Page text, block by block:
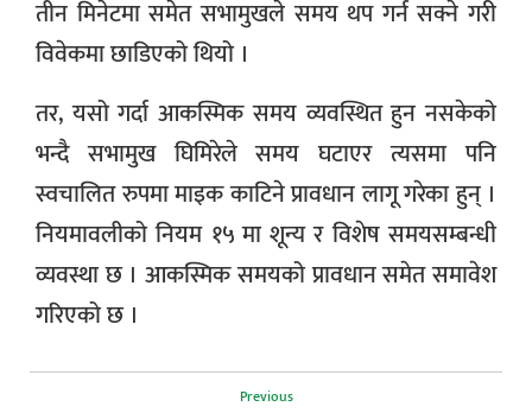
तीन मिनेटमा समेत सभामुखले समय थप गर्न सक्ने गरी
विवेकमा छाडिएको थियो ।
तर, यसो गर्दा आकस्मिक समय व्यवस्थित हुन नसकेको
भन्दै सभामुख घिमिरेले समय घटाएर त्यसमा पनि
स्वचालित रुपमा माइक काटिने प्रावधान लागू गरेका हुन् ।
नियमावलीको नियम १५ मा शून्य र विशेष समयसम्बन्धी
व्यवस्था छ । आकस्मिक समयको प्रावधान समेत समावेश
गरिएको छ ।
Previous